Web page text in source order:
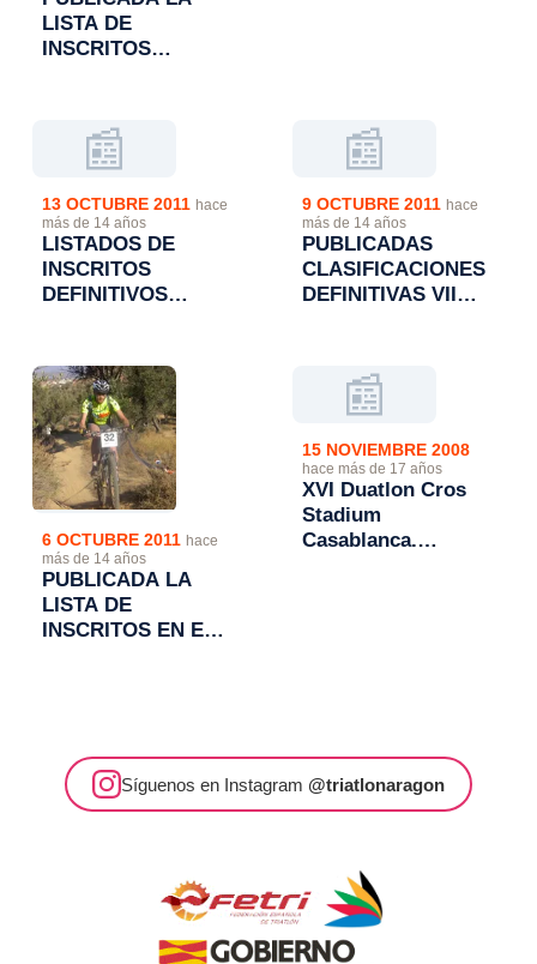
LISTA DE
INSCRITOS
DE PERDIGUERA"
📰
13 OCTUBRE 2011 hace
más de 14 años
LISTADOS DE
INSCRITOS
DEFINITIVOS
MAYENCOS.
📰
9 OCTUBRE 2011 hace
más de 14 años
PUBLICADAS
CLASIFICACIONES
DEFINITIVAS VII
MONZON"
6 OCTUBRE 2011 hace
más de 14 años
PUBLICADA LA
LISTA DE
INSCRITOS EN EL
📰
15 NOVIEMBRE 2008
hace más de 17 años
XVI Duatlon Cros
Stadium
Casablanca.
Síguenos en Instagram @triatlonaragon